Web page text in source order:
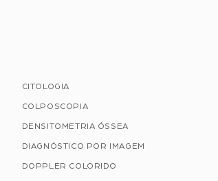
CITOLOGIA
COLPOSCOPIA
DENSITOMETRIA ÓSSEA
DIAGNÓSTICO POR IMAGEM
DOPPLER COLORIDO